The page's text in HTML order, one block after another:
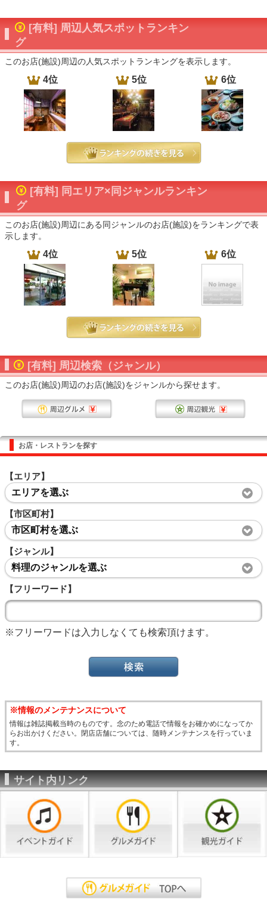
[有料] 周辺人気スポットランキン
グ
このお店(施設)周辺の人気スポットランキングを表示します。
4位 5位 6位
[有料] 同エリア×同ジャンルランキン
グ
このお店(施設)周辺にある同ジャンルのお店(施設)をランキングで表
示します。
4位 5位 6位
[有料] 周辺検索（ジャンル）
このお店(施設)周辺のお店(施設)をジャンルから探せます。
お店・レストランを探す
【エリア】
エリアを選ぶ
【市区町村】
市区町村を選ぶ
【ジャンル】
料理のジャンルを選ぶ
【フリーワード】
※フリーワードは入力しなくても検索頂けます。
※情報のメンテナンスについて
情報は雑誌掲載当時のものです。念のため電話で情報をお確かめになってか
らお出かけください。閉店店舗については、随時メンテナンスを行っていま
す。
サイト内リンク